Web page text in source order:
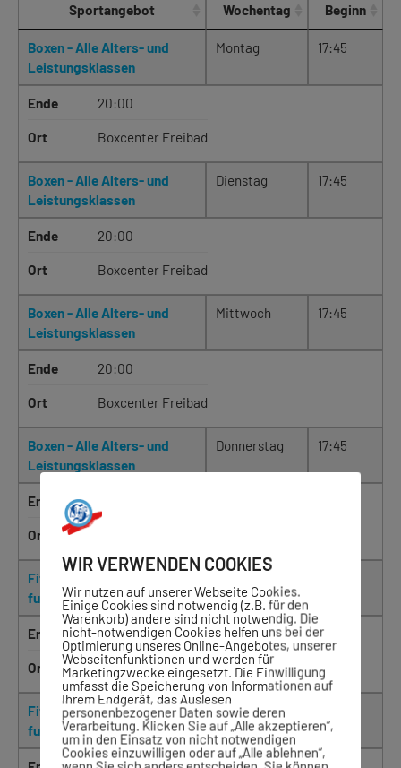
Sportangebot Wochentag Beginn
Boxen - Alle Alters- und
Leistungsklassen
Montag 17:45
Ende 20:00
Ort Boxcenter Freibad
Boxen - Alle Alters- und
Leistungsklassen
Dienstag 17:45
Ende 20:00
Ort Boxcenter Freibad
Boxen - Alle Alters- und
Leistungsklassen
Mittwoch 17:45
Ende 20:00
Ort Boxcenter Freibad
Boxen - Alle Alters- und
Leistungsklassen
Donnerstag 17:45
Ende
Ort
Fitness- und Krafttraining
fuer Damen und Herren
Ende 22:00
Ort Boxcenter Freibad
Fitness- und Krafttraining
fuer Damen und Herren
Freitag
WIR VERWENDEN COOKIES
Wir nutzen auf unserer Webseite Cookies.
Einige Cookies sind notwendig (z.B. für den
Warenkorb) andere sind nicht notwendig. Die
nicht-notwendigen Cookies helfen uns bei der
Optimierung unseres Online-Angebotes, unserer
Webseitenfunktionen und werden für
Marketingzwecke eingesetzt. Die Einwilligung
umfasst die Speicherung von Informationen auf
Ihrem Endgerät, das Auslesen
personenbezogener Daten sowie deren
Verarbeitung. Klicken Sie auf „Alle akzeptieren“,
um in den Einsatz von nicht notwendigen
Cookies einzuwilligen oder auf „Alle ablehnen“,